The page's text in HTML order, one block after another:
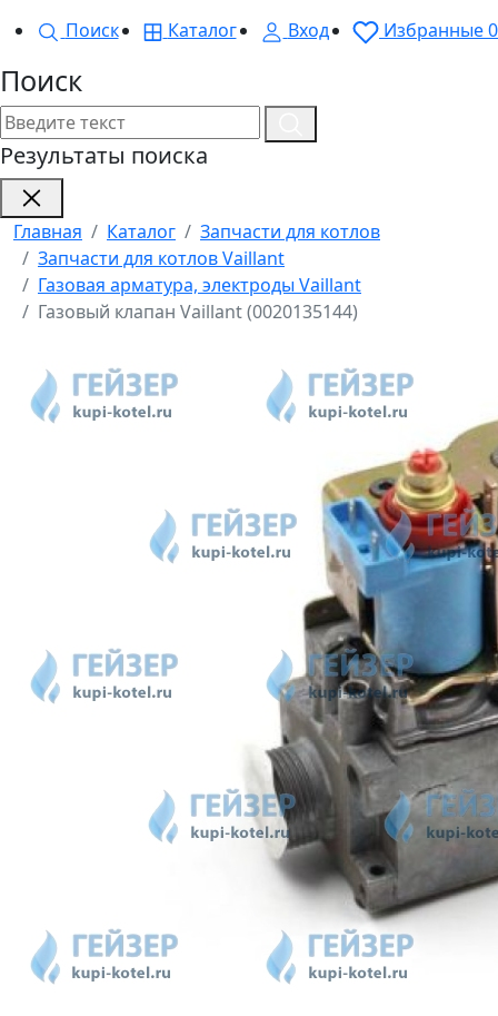
Поиск
Каталог Вход Избранные0
Поиск
Результаты поиска
Главная Каталог
Запчасти для котлов
Запчасти для котлов Vaillant
Газовая арматура, электроды Vaillant
Газовый клапан Vaillant (0020135144)